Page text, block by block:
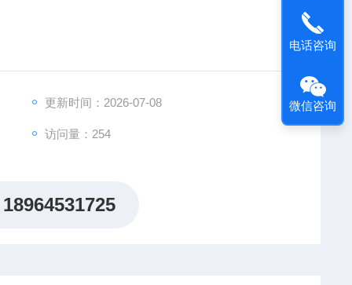
更新时间：2026-07-08
访问量：254
18964531725
电话咨询
微信咨询